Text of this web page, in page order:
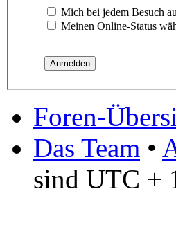
Mich bei jedem Besuch
Meinen Online-Status
Foren-
Das Team •
sind UTC +